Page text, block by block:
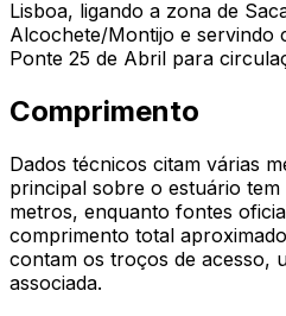
Lisboa, ligando a zona de
Alcochete/Montijo e servindo
Ponte 25 de Abril para
Comprimento
Dados técnicos citam várias
principal sobre o estuário
metros, enquanto fontes
comprimento total
contam os troços de acesso,
associada.